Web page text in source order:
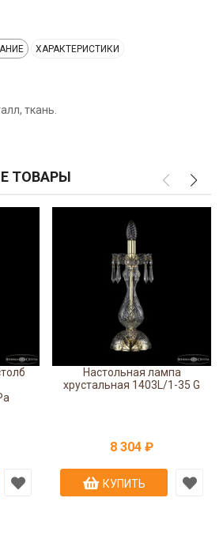
ХАРАКТЕРИСТИКИ
ткань.
ТОВАРЫ
Настольная лампа
хрустальная 1403L/1-35 G
8 304 ₽
КУПИТЬ